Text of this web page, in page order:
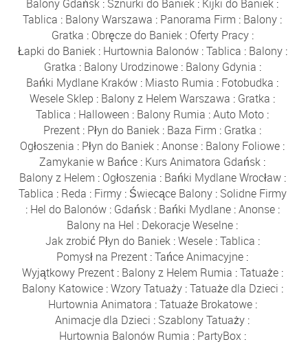
Balony Gdańsk : Sznurki do Baniek : Kijki do Baniek :
Tablica : Balony Warszawa : Panorama Firm : Balony :
Gratka : Obręcze do Baniek: Oferty Pracy:
Łapki do Baniek: Hurtownia Balonów:Tablica : Balony:
Gratka : Balony Urodzinowe: Balony Gdynia :
Bańki Mydlane Kraków : Miasto Rumia : Fotobudka :
Wesele Sklep : Balony z Helem Warszawa : Gratka :
Tablica : Halloween : Balony Rumia :Auto Moto :
Prezent : Płyn do Baniek : Baza Firm : Gratka :
Ogłoszenia : Płyn do Baniek :Anonse : Balony Foliowe :
Zamykanie w Bańce : Kurs Animatora Gdańsk :
Balony z Helem : Ogłoszenia : Bańki Mydlane Wrocław:
Tablica : Reda : Firmy: Świecące Balony: Solidne Firmy
: Hel do Balonów: Gdańsk: Bańki Mydlane:Anonse:
Balony na Hel : Dekoracje Weselne :
Jak zrobić Płyn do Baniek:Wesele:Tablica :
Pomysł na Prezent :Tańce Animacyjne :
Wyjątkowy Prezent: Balony z Helem Rumia :Tatuaże:
Balony Katowice:Wzory Tatuaży:Tatuaże dla Dzieci :
Hurtownia Animatora :Tatuaże Brokatowe:
Animacje dla Dzieci : Szablony Tatuaży :
Hurtownia Balonów Rumia : PartyBox: